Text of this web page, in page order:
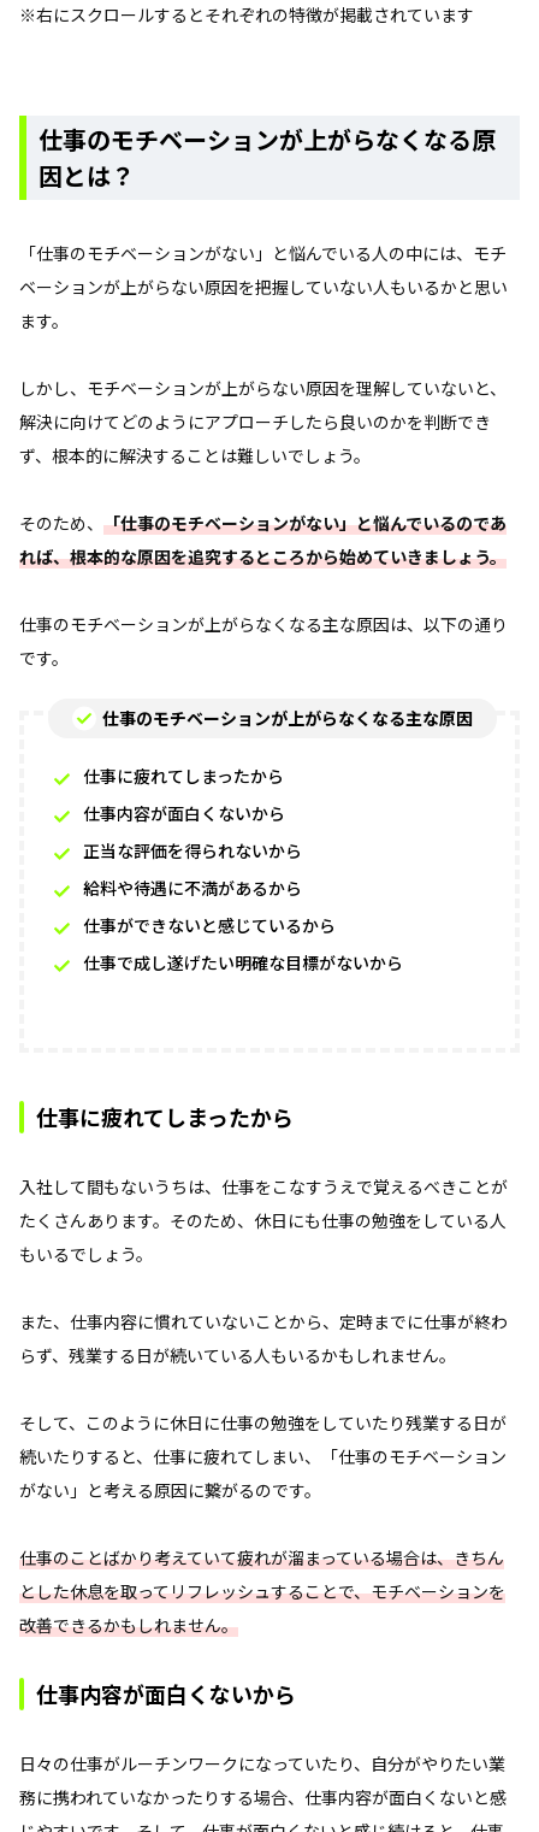
※右にスクロールするとそれぞれの特徴が掲載されています
仕事のモチベーションが上がらなくなる原
因とは？
「仕事のモチベーションがない」と悩んでいる人の中には、モチ
ベーションが上がらない原因を把握していない人もいるかと思い
ます。
しかし、モチベーションが上がらない原因を理解していないと、
解決に向けてどのようにアプローチしたら良いのかを判断でき
ず、根本的に解決することは難しいでしょう。
そのため、 「仕事のモチベーションがない」と悩んでいるのであ
れば、根本的な原因を追究するところから始めていきましょう。
仕事のモチベーションが上がらなくなる主な原因は、以下の通り
です。
仕事のモチベーションが上がらなくなる主な原因
仕事に疲れてしまったから
仕事内容が面白くないから
正当な評価を得られないから
給料や待遇に不満があるから
仕事ができないと感じているから
仕事で成し遂げたい明確な目標がないから
仕事に疲れてしまったから
入社して間もないうちは、仕事をこなすうえで覚えるべきことが
たくさんあります。そのため、休日にも仕事の勉強をしている人
もいるでしょう。
また、仕事内容に慣れていないことから、定時までに仕事が終わ
らず、残業する日が続いている人もいるかもしれません。
そして、このように休日に仕事の勉強をしていたり残業する日が
続いたりすると、仕事に疲れてしまい、「仕事のモチベーション
がない」と考える原因に繋がるのです。
仕事のことばかり考えていて疲れが溜まっている場合は、きちん
とした休息を取ってリフレッシュすることで、モチベーションを
改善できるかもしれません。
仕事内容が面白くないから
日々の仕事がルーチンワークになっていたり、自分がやりたい業
務に携われていなかったりする場合、仕事内容が面白くないと感